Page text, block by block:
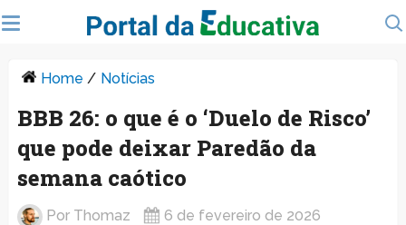
Home / Notícias
BBB 26: o que é o ‘Duelo de Risco’
que pode deixar Paredão da
semana caótico
Por Thomaz 6 de fevereiro de 2026